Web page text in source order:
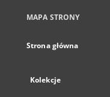
MAPA STRONY
Strona główna
Kolekcje